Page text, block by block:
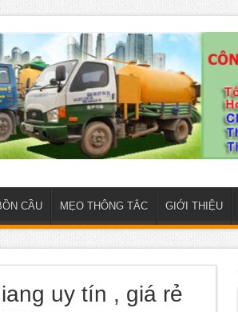
CẦU MẸO THÔNG TẮC GIỚI THIỆU
uy tín , giá rẻ